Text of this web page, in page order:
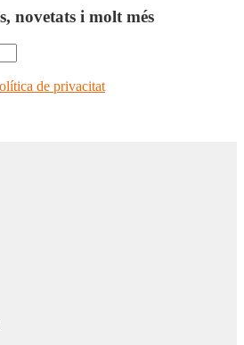
novetats i molt més
de privacitat